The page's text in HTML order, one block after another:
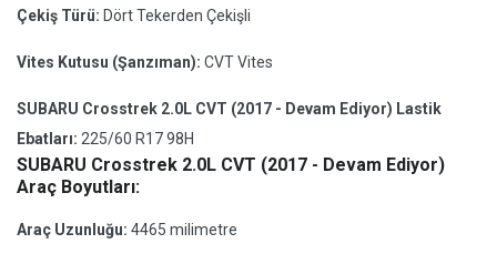
Çekiş Türü: Dört Tekerden Çekişli
Vites Kutusu (Şanzıman): CVT Vites
SUBARU Crosstrek 2.0L CVT (2017 - Devam Ediyor) Lastik
Ebatları: 225/60 R17 98H
SUBARU Crosstrek 2.0L CVT (2017 - Devam Ediyor)
Araç Boyutları:
Araç Uzunluğu: 4465 milimetre